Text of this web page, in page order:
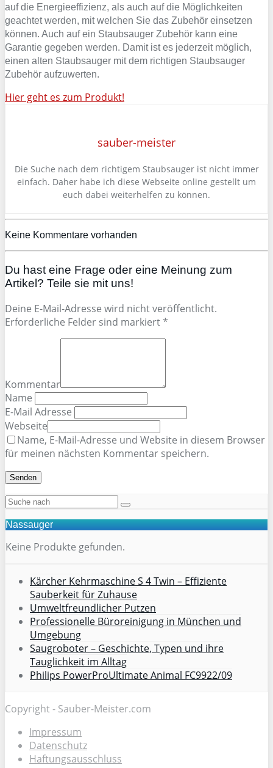
auf die Energieeffizienz, als auch auf die Möglichkeiten
geachtet werden, mit welchen Sie das Zubehör einsetzen
können. Auch auf ein Staubsauger Zubehör kann eine
Garantie gegeben werden. Damit ist es jederzeit möglich,
einen alten Staubsauger mit dem richtigen Staubsauger
Zubehör aufzuwerten.
Hier geht es zum Produkt!
sauber-meister
Die Suche nach dem richtigem Staubsauger ist nicht immer
einfach. Daher habe ich diese Webseite online gestellt um
euch dabei weiterhelfen zu können.
Keine Kommentare vorhanden
Du hast eine Frage oder eine Meinung zum
Artikel? Teile sie mit uns!
Deine E-Mail-Adresse wird nicht veröffentlicht.
Erforderliche Felder sind markiert *
Kommentar
Name
E-Mail Adresse
Webseite
Name, E-Mail-Adresse und Website in diesem Browser
für meinen nächsten Kommentar speichern.
Nassauger
Keine Produkte gefunden.
Kärcher Kehrmaschine S 4 Twin – Effiziente
Sauberkeit für Zuhause
Umweltfreundlicher Putzen
Professionelle Büroreinigung in München und
Umgebung
Saugroboter – Geschichte, Typen und ihre
Tauglichkeit im Alltag
Philips PowerProUltimate Animal FC9922/09
Copyright - Sauber-Meister.com
Impressum
Datenschutz
Haftungsausschluss